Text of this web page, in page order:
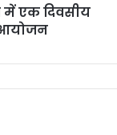
एक दिवसीय
आयोजन